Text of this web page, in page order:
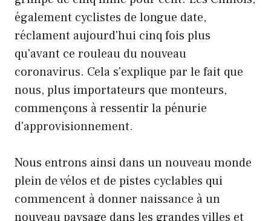
également cyclistes de longue date,
réclament aujourd'hui cinq fois plus
qu'avant ce rouleau du nouveau
coronavirus. Cela s'explique par le fait que
nous, plus importateurs que monteurs,
commençons à ressentir la pénurie
d'approvisionnement.
Nous entrons ainsi dans un nouveau monde
plein de vélos et de pistes cyclables qui
commencent à donner naissance à un
nouveau paysage dans les grandes villes et